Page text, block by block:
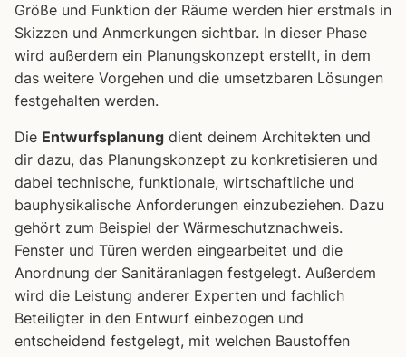
Größe und Funktion der Räume werden hier erstmals in
Skizzen und Anmerkungen sichtbar. In dieser Phase
wird außerdem ein Planungskonzept erstellt, in dem
das weitere Vorgehen und die umsetzbaren Lösungen
festgehalten werden.
Die Entwurfsplanung dient deinem Architekten und
dir dazu, das Planungskonzept zu konkretisieren und
dabei technische, funktionale, wirtschaftliche und
bauphysikalische Anforderungen einzubeziehen. Dazu
gehört zum Beispiel der Wärmeschutznachweis.
Fenster und Türen werden eingearbeitet und die
Anordnung der Sanitäranlagen festgelegt. Außerdem
wird die Leistung anderer Experten und fachlich
Beteiligter in den Entwurf einbezogen und
entscheidend festgelegt, mit welchen Baustoffen